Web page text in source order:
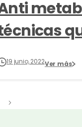
19 junio, 2022Ver más